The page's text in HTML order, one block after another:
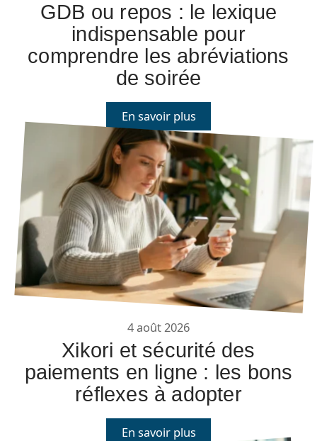
GDB ou repos : le lexique
indispensable pour
comprendre les abréviations
de soirée
En savoir plus
4 août 2026
Xikori et sécurité des
paiements en ligne : les bons
réflexes à adopter
En savoir plus